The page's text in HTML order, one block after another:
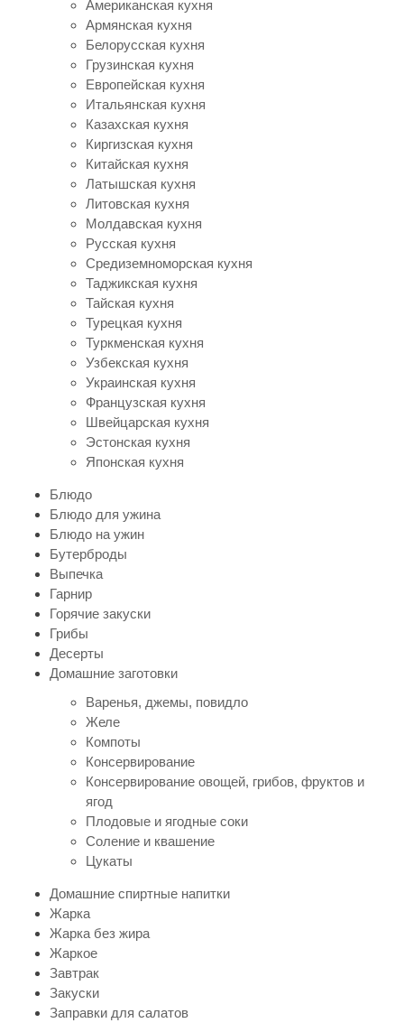
Американская кухня
Армянская кухня
Белорусская кухня
Грузинская кухня
Европейская кухня
Итальянская кухня
Казахская кухня
Киргизская кухня
Китайская кухня
Латышская кухня
Литовская кухня
Молдавская кухня
Русская кухня
Средиземноморская кухня
Таджикская кухня
Тайская кухня
Турецкая кухня
Туркменская кухня
Узбекская кухня
Украинская кухня
Французская кухня
Швейцарская кухня
Эстонская кухня
Японская кухня
Блюдо
Блюдо для ужина
Блюдо на ужин
Бутерброды
Выпечка
Гарнир
Горячие закуски
Грибы
Десерты
Домашние заготовки
Варенья, джемы, повидло
Желе
Компоты
Консервирование
Консервирование овощей, грибов, фруктов и
ягод
Плодовые и ягодные соки
Соление и квашение
Цукаты
Домашние спиртные напитки
Жарка
Жарка без жира
Жаркое
Завтрак
Закуски
Заправки для салатов